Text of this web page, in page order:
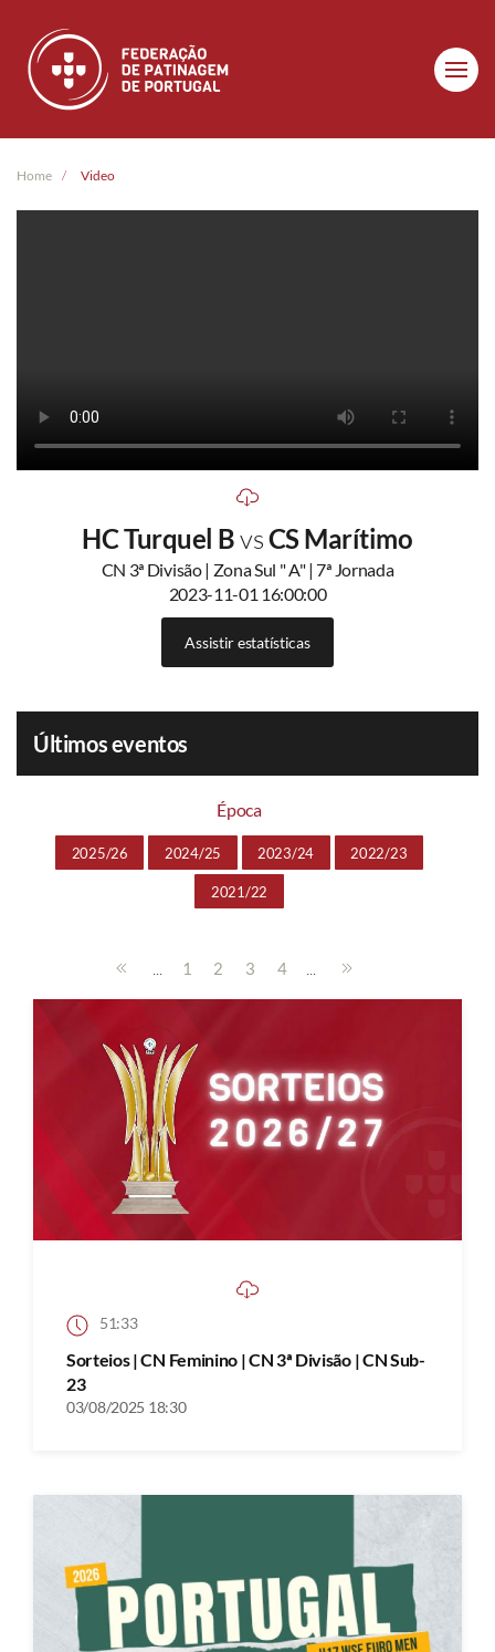
Skip to main content
Home Video
HC Turquel BvsCS Marítimo
CN 3ª Divisão | Zona Sul " A" | 7ª Jornada
2023-11-01 16:00:00
Assistir estatísticas
Últimos eventos
Época
2025/26 2024/25 2023/24 2022/23
2021/22
... 1 2 3 4 ...
51:33
Sorteios | CN Feminino | CN 3ª Divisão | CN Sub-
23
03/08/2025 18:30